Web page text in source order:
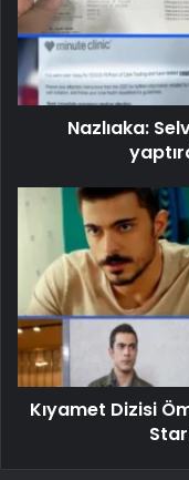
Nazlıaka:
Kıyamet Dizisi